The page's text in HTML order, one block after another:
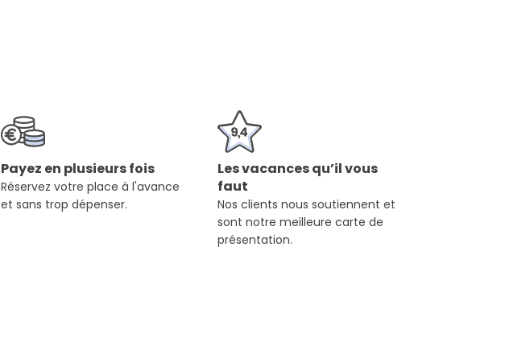
Payez en plusieurs fois
Réservez votre place à l'avance
et sans trop dépenser.
Les vacances qu’il vous
faut
Nos clients nous soutiennent et
sont notre meilleure carte de
présentation.